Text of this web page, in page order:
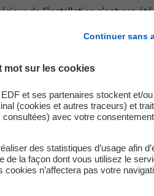
de l’installation n’ont pas
entreposés à l’extérieur de
sont au niveau de l’isolation
et sur des parties du toit dans
émission radioactive en
a provisoirement classé
les événements radiologiques,
activités de service dans les
Continuer sans
mot sur les cookies
et ses partenaires stockent et/
(cookies et autres traceurs) et
avec votre
des statistiques d’usage afin
de la façon dont vous utilisez le
cookies n’affectera pas votre